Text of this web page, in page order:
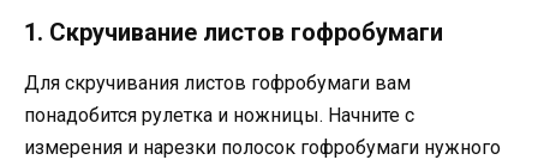
1. Скручивание листов гофробумаги
Для скручивания листов гофробумаги вам
понадобится рулетка и ножницы. Начните с
измерения и нарезки полосок гофробумаги нужного